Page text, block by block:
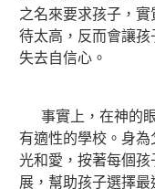
之名來要求孩子，
待太高，反而會讓
失去自信心。
事實上，在神的眼
有適性的學校。身
光和愛，按著每個
展，幫助孩子選擇